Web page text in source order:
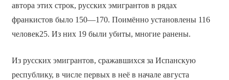
автора этих строк, русских эмигрантов в рядах
франкистов было 150—170. Поимённо установлены 116
человек25. Из них 19 были убиты, многие ранены.
Из русских эмигрантов, сражавшихся за Испанскую
республику, в числе первых в неё в начале августа